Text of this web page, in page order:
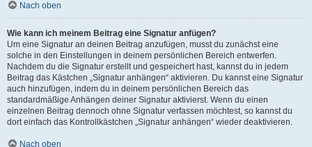
Nach oben
Wie kann ich meinem Beitrag eine Signatur anfügen?
Um eine Signatur an deinen Beitrag anzufügen, musst du zunächst eine
solche in den Einstellungen in deinem persönlichen Bereich entwerfen.
Nachdem du die Signatur erstellt und gespeichert hast, kannst du in jedem
Beitrag das Kästchen „Signatur anhängen“ aktivieren. Du kannst eine Signatur
auch hinzufügen, indem du in deinem persönlichen Bereich das
standardmäßige Anhängen deiner Signatur aktivierst. Wenn du einen
einzelnen Beitrag dennoch ohne Signatur verfassen möchtest, so kannst du
dort einfach das Kontrollkästchen „Signatur anhängen“ wieder deaktivieren.
Nach oben